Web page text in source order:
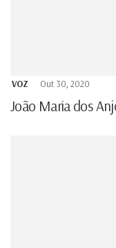
VOZ Out 30, 2020
João Maria dos